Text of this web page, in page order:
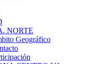
NORTE
Geográfico